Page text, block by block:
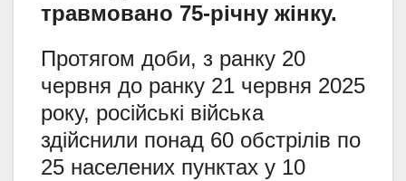
травмовано 75-річну жінку.
Протягом доби, з ранку 20
червня до ранку 21 червня 2025
року, російські війська
здійснили понад 60 обстрілів по
25 населених пунктах у 10